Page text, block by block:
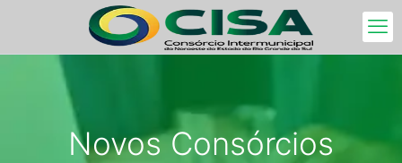
Novos Consórcios